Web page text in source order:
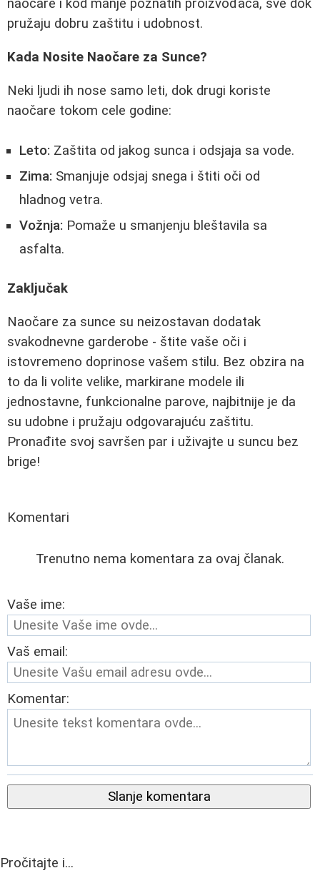
naočare i kod manje poznatih proizvođača, sve dok
pružaju dobru zaštitu i udobnost.
Kada Nosite Naočare za Sunce?
Neki ljudi ih nose samo leti, dok drugi koriste
naočare tokom cele godine:
Leto: Zaštita od jakog sunca i odsjaja sa vode.
Zima: Smanjuje odsjaj snega i štiti oči od
hladnog vetra.
Vožnja: Pomaže u smanjenju bleštavila sa
asfalta.
Zaključak
Naočare za sunce su neizostavan dodatak
svakodnevne garderobe - štite vaše oči i
istovremeno doprinose vašem stilu. Bez obzira na
to da li volite velike, markirane modele ili
jednostavne, funkcionalne parove, najbitnije je da
su udobne i pružaju odgovarajuću zaštitu.
Pronađite svoj savršen par i uživajte u suncu bez
brige!
Komentari
Trenutno nema komentara za ovaj članak.
Vaše ime:
Vaš email:
Komentar:
Slanje komentara
Pročitajte i...